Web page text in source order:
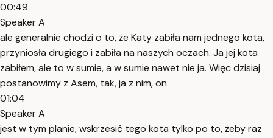
00:49
Speaker A
ale generalnie chodzi o to, że Katy zabiła nam jednego kota,
przyniosła drugiego i zabiła na naszych oczach. Ja jej kota
zabiłem, ale to w sumie, a w sumie nawet nie ja. Więc dzisiaj
postanowimy z Asem, tak, ja z nim, on
01:04
Speaker A
jest w tym planie, wskrzesić tego kota tylko po to, żeby raz